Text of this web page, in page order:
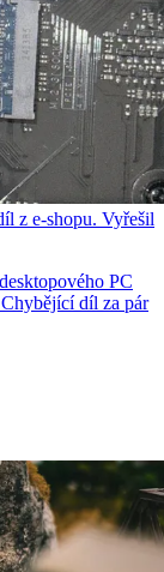
z e-shopu. Vyřešil
PC
díl za pár